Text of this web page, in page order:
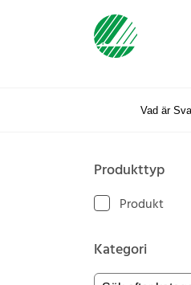
Vad är
Produkttyp
Produkt
Kategori